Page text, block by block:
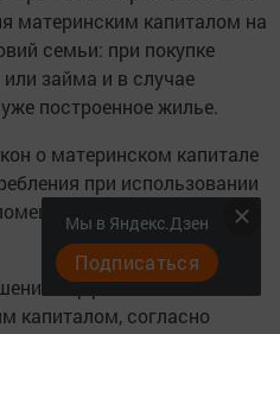
материнским капиталом на
семьи: при покупке
займа и в случае
построенное жилье.
о материнском капитале
при использовании
непригодных для
эффективности
капиталом, согласно
Мы в Яндекс.Дзен
Подписаться